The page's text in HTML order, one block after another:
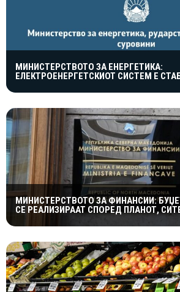
МИНИСТЕРСТВОТО ЗА ЕНЕРГЕТИКА:
ЕЛЕКТРОЕНЕРГЕТСКИОТ СИСТЕМ Е
ЕВРОПА
МИНИСТЕРСТВОТО ЗА ФИНАНСИИ:
СЕ РЕАЛИЗИРААТ СПОРЕД ПЛАНОТ,